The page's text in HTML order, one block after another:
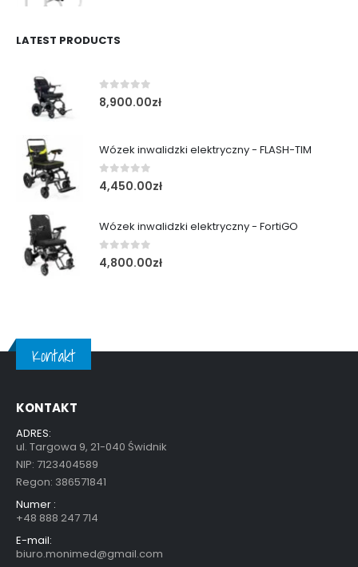
LATEST PRODUCTS
0out of 5
8,900.00zł
Wózek inwalidzki elektryczny - FLASH-TIM
0out of 5
4,450.00zł
Wózek inwalidzki elektryczny - FortiGO
0out of 5
4,800.00zł
Kontakt
KONTAKT
ADRES:
ul. Targowa 9, 21-040 Świdnik
NIP: 7123404589
Regon: 386571841
Numer :
+48 888 247 714
E-mail:
biuro.monimed@gmail.com